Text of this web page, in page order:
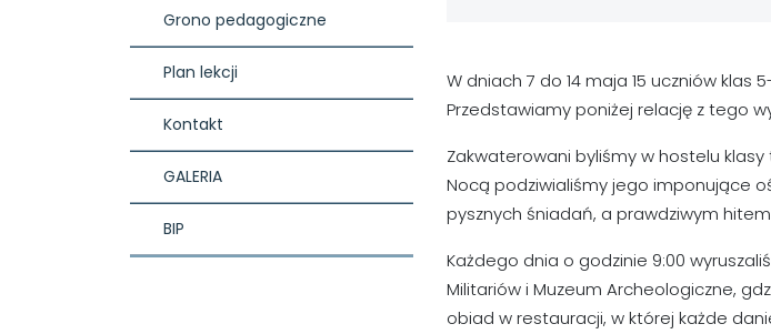
Grono pedagogiczne
Plan lekcji
Kontakt
GALERIA
BIP
W dniach 7 do 14 maja 15 uczniów klas
Przedstawiamy poniżej relację z tego
Zakwaterowani byliśmy w hostelu klasy
Nocą podziwialiśmy jego imponujące
pysznych śniadań, a prawdziwym
Każdego dnia o godzinie 9:00
Militariów i Muzeum Archeologiczne,
obiad w restauracji, w której każde